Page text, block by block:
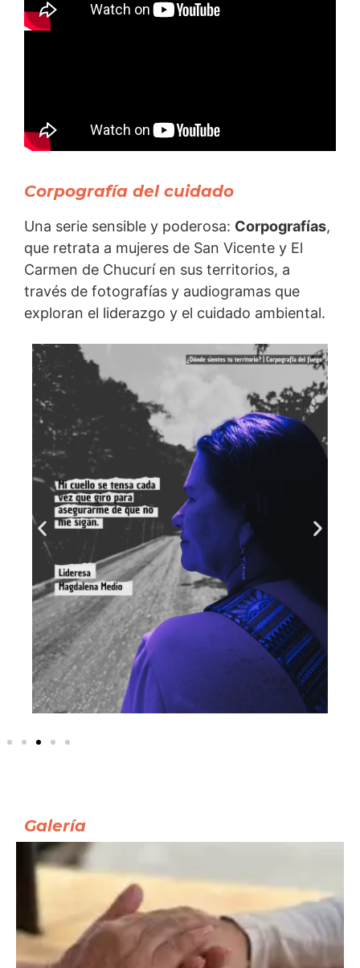
Corpografía del cuidado
Una serie sensible y poderosa: Corpografías,
que retrata a mujeres de San Vicente y El
Carmen de Chucurí en sus territorios, a
través de fotografías y audiogramas que
exploran el liderazgo y el cuidado ambiental.
Galería